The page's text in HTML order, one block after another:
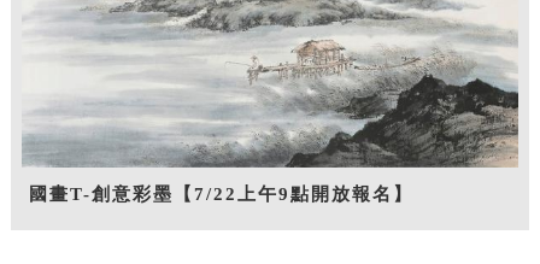
國畫T-創意彩墨【7/22上午9點開放報名】